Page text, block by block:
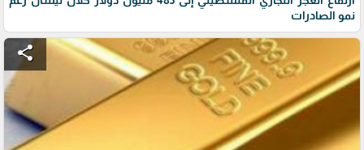
نمو الصادرات
share